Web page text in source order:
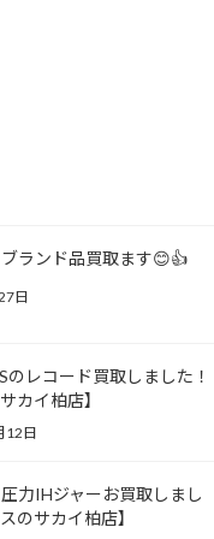
ブランド品買取ます😊👍
日
のレコード買取しました！
カイ柏店】
12日
力IHジャーお買取しまし
のサカイ柏店】